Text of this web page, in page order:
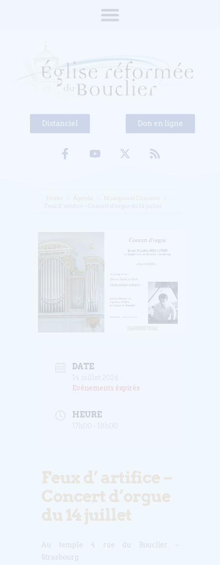
Distanciel Don en ligne
Home Agenda
Musiques et Concerts
DATE
Evénements éxpirés
HEURE
Feux d’ artifice –
Concert d’orgue
du 14 juillet
Au temple 4 rue du Bouclier –
Strasbourg